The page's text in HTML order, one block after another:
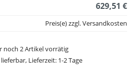
629,51 €
noch 2 Artikel vorrätig
Lieferzeit: 1-2 Tage
Preis(e) zzgl. Versandkosten